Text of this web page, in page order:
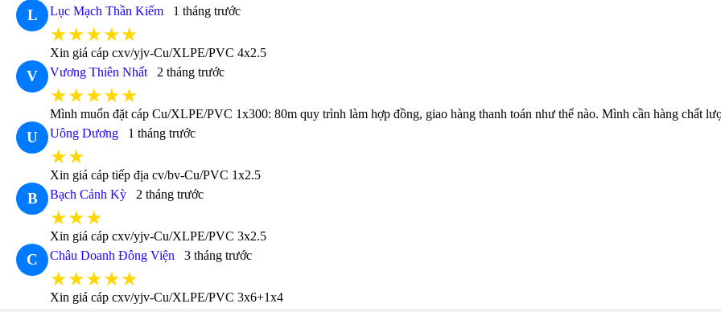
L Lục Mạch Thần Kiếm 1 tháng trước
★★★★★
Xin giá cáp cxv/yjv-Cu/XLPE/PVC 4x2.5
V Vương Thiên Nhất 2 tháng trước
★★★★★
Mình muốn đặt cáp Cu/XLPE/PVC 1x300: 80m quy trình làm hợp đồng, giao hàng thanh toán như thế nào. Mình cần hàng chất
U Uông Dương 1 tháng trước
★★
Xin giá cáp tiếp địa cv/bv-Cu/PVC 1x2.5
B Bạch Cảnh Kỳ 2 tháng trước
★★★
Xin giá cáp cxv/yjv-Cu/XLPE/PVC 3x2.5
C Châu Doanh Đông Viện 3 tháng trước
★★★★★
Xin giá cáp cxv/yjv-Cu/XLPE/PVC 3x6+1x4